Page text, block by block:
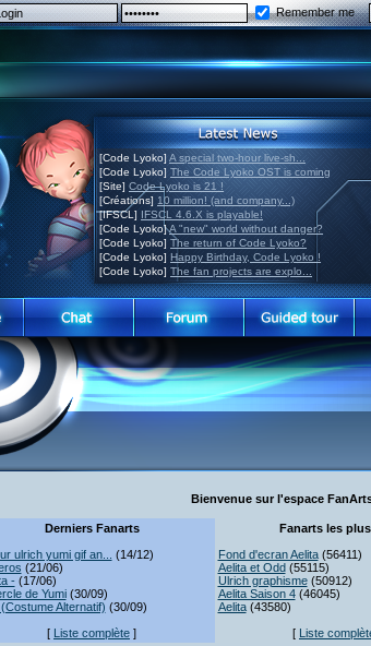
Remember me
[Code Lyoko] A special two-hour live-sh...
[Code Lyoko] The Code Lyoko OST is coming
[Site] Code Lyoko is 21 !
[Créations] 10 million! (and company...)
[IFSCL] IFSCL 4.6.X is playable!
[Code Lyoko]A "new" world without danger?
[Code Lyoko] The return of Code Lyoko?
[Code Lyoko] Happy Birthday, Code Lyoko !
[Code Lyoko] The fan projects are explo...
Bienvenue sur l'espace
Derniers Fanarts
ulrich yumi gif an...
(14/12)
(21/06)
-(17/06)
de Yumi(30/09)
Alternatif) (30/09)
[ Liste complète ]
Fanarts les
Fond d'ecran Aelita(56411)
Aelita et Odd(55115)
Ulrich graphisme(50912)
Aelita Saison 4(46045)
Aelita(43580)
[ Liste